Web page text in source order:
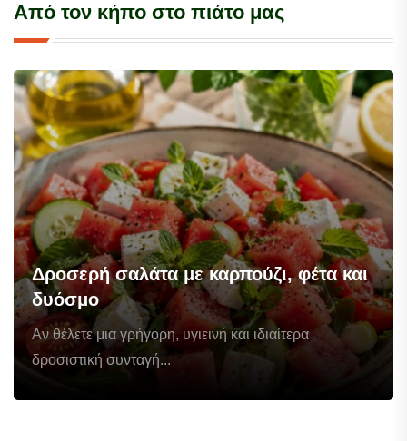
Από τον κήπο στο πιάτο μας
Δροσερή σαλάτα με καρπούζι, φέτα και
δυόσμο
Αν θέλετε μια γρήγορη, υγιεινή και ιδιαίτερα
δροσιστική συνταγή...